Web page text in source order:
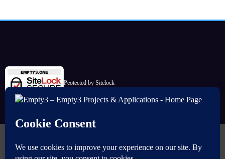
Peotected by Sitelock
Commencer Sources
Télécharger (Maven)